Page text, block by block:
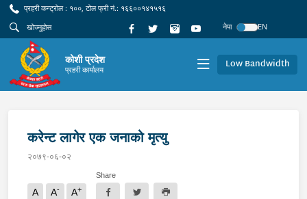
प्रहरी कन्ट्रोल : १००, टोल फ्री नं.: १६६००१४१५१६
नेपा
EN
कोशी प्रदेश
प्रहरी कार्यालय Low Bandwidth
करेन्ट लागेर एक जनाको मृत्यु
२०७९-०६-०२
A A- A+
Share